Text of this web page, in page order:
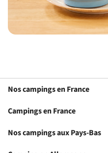
Nos campings en France
Campings en France
Nos campings aux Pays-Bas